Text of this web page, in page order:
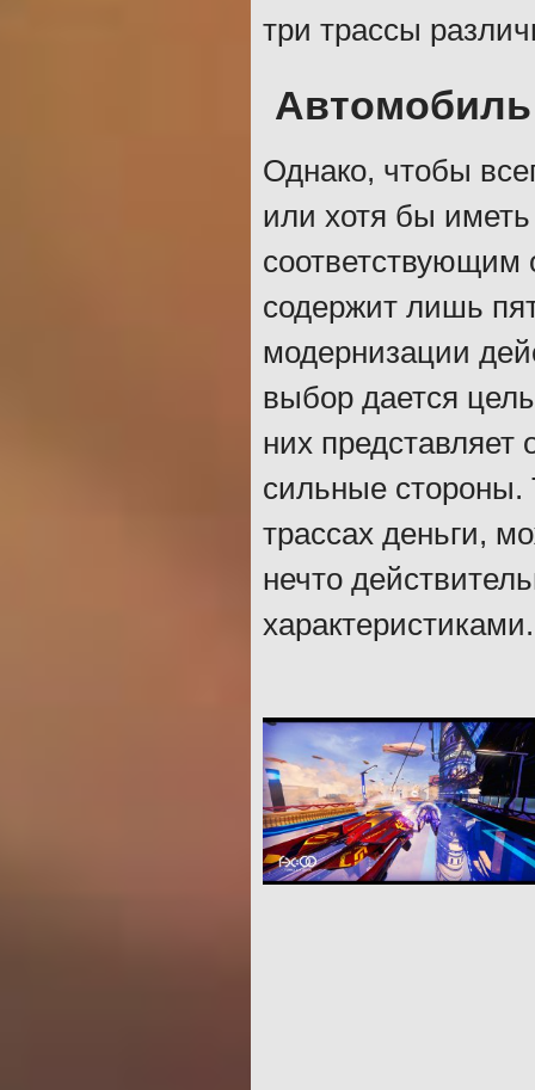
три трассы
Автомобиль
Однако, чтобы
или хотя бы
соответствующим
содержит лишь
модернизации
выбор дается
них
сильные стороны.
трассах деньги,
нечто
характеристиками.